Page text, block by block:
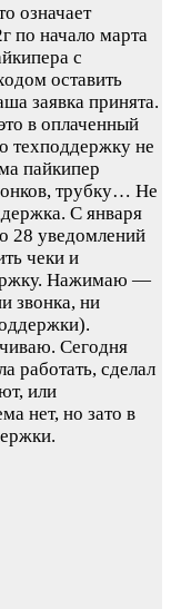
означает
по начало марта
с
оставить
заявка принята.
в оплаченный
техподдержку не
пайкипер
трубку… Не
С января
28 уведомлений
чеки и
Нажимаю —
звонка, ни
Сегодня
работать, сделал
или
нет, но зато в